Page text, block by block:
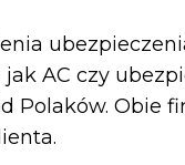
AC czy
Polaków. Obie